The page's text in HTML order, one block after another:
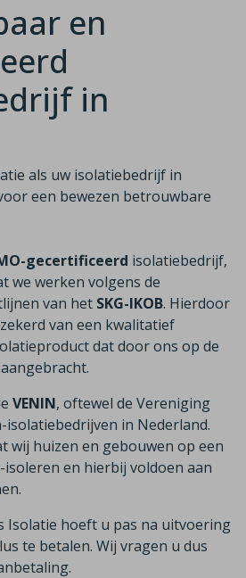
en
in
als uw isolatiebedrijf in
een bewezen betrouwbare
gecertificeerd isolatiebedrijf,
we werken volgens de
van het SKG-IKOB. Hierdoor
van een kwalitatief
dat door ons op de
VENIN, oftewel de Vereniging
isolatiebedrijven in Nederland.
wij huizen en gebouwen op een
en hierbij voldoen aan
Isolatie hoeft u pas na uitvoering
te betalen. Wij vragen u dus